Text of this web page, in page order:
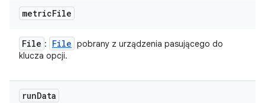
metricFile
File : File pobrany z urządzenia pasującego do
klucza opcji.
runData